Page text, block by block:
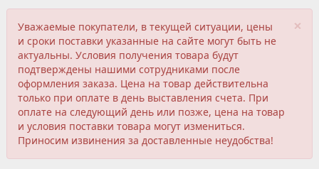
×
Уважаемые покупатели, в текущей ситуации, цены
и сроки поставки указанные на сайте могут быть не
актуальны. Условия получения товара будут
подтверждены нашими сотрудниками после
оформления заказа. Цена на товар действительна
только при оплате в день выставления счета. При
оплате на следующий день или позже, цена на товар
и условия поставки товара могут измениться.
Приносим извинения за доставленные неудобства!